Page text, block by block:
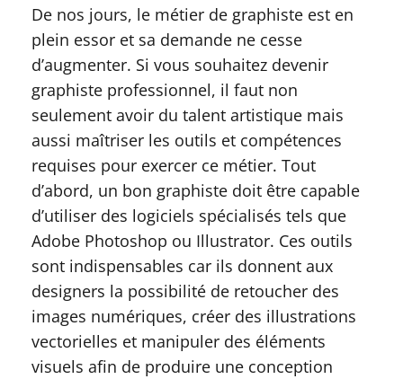
De nos jours, le métier de graphiste est en
plein essor et sa demande ne cesse
d’augmenter. Si vous souhaitez devenir
graphiste professionnel, il faut non
seulement avoir du talent artistique mais
aussi maîtriser les outils et compétences
requises pour exercer ce métier. Tout
d’abord, un bon graphiste doit être capable
d’utiliser des logiciels spécialisés tels que
Adobe Photoshop ou Illustrator. Ces outils
sont indispensables car ils donnent aux
designers la possibilité de retoucher des
images numériques, créer des illustrations
vectorielles et manipuler des éléments
visuels afin de produire une conception